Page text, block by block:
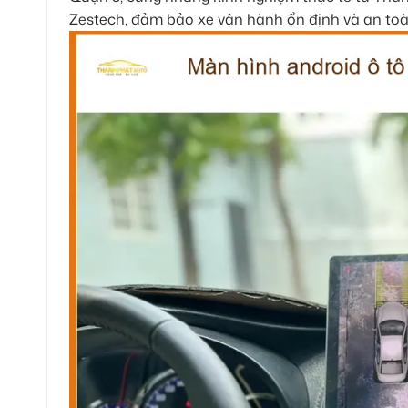
Zestech, đảm bảo xe vận hành ổn định và an